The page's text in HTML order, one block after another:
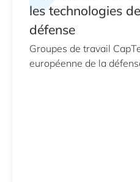
les technologies
défense
Groupes de travail
européenne de la